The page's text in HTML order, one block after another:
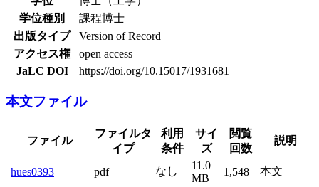
学位種別
課程博士
出版タイプ
Version of Record
アクセス権
open access
JaLC DOI
https://doi.org/10.15017/1931681
本文ファイル
ファイル
ファイルタ
イプ
利用
条件
サイ
ズ
閲覧
回数
説明
hues0393 pdf なし
11.0
MB
1,548 本文